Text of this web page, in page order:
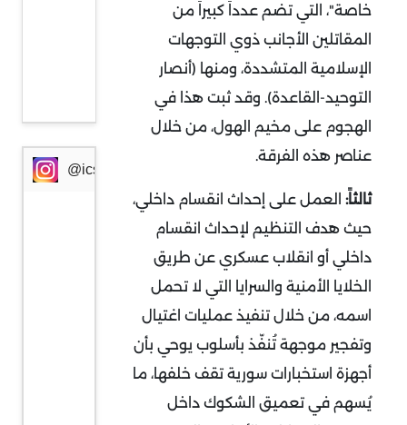
خاصة"، التي تضم عدداً كبيراً من
المقاتلين الأجانب ذوي التوجهات
الإسلامية المتشددة، ومنها (أنصار
التوحيد-القاعدة). وقد ثبت هذا في
الهجوم على مخيم الهول، من خلال
عناصر هذه الفرقة.
ثالثاً: العمل على إحداث انقسام داخلي،
حيث هدف التنظيم لإحداث انقسام
داخلي أو انقلاب عسكري عن طريق
الخلايا الأمنية والسرايا التي لا تحمل
اسمه، من خلال تنفيذ عمليات اغتيال
وتفجير موجهة تُنفّذ بأسلوب يوحي بأن
أجهزة استخبارات سورية تقف خلفها، ما
يُسهم في تعميق الشكوك داخل
جديدة
في
ظرف
خطير
@icssresearch